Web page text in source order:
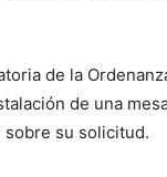
de la
de una
su solicitud.